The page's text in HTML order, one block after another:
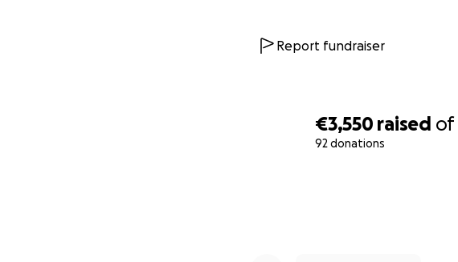
€3,550 raised of
92 donations
Report fundraiser